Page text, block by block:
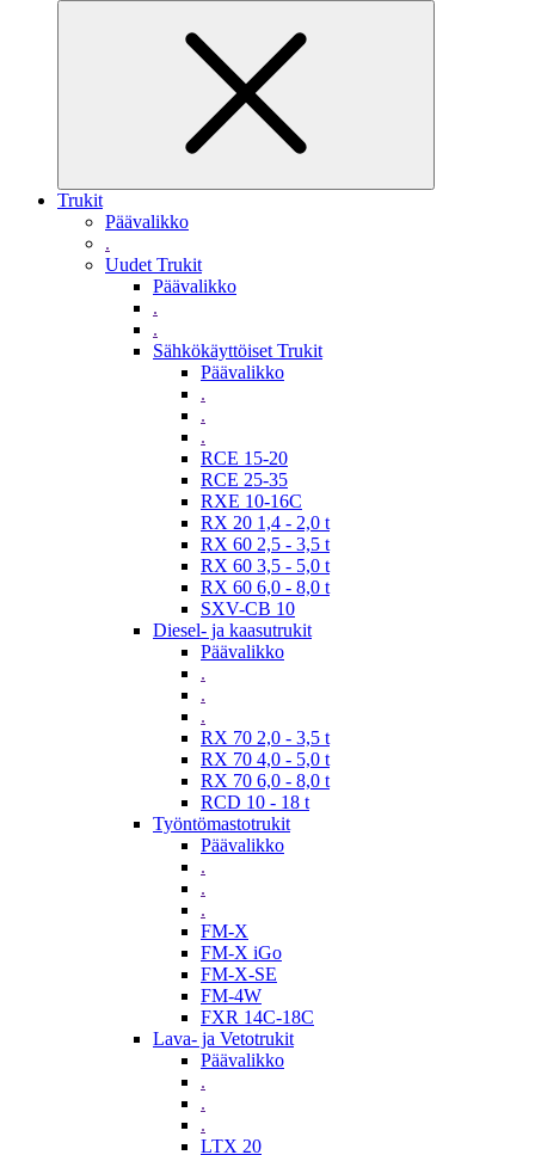
Trukit
Päävalikko
.
Uudet Trukit
Päävalikko
.
.
Sähkökäyttöiset Trukit
Päävalikko
.
.
.
RCE 15-20
RCE 25-35
RXE 10-16C
RX 20 1,4 - 2,0 t
RX 60 2,5 - 3,5 t
RX 60 3,5 - 5,0 t
RX 60 6,0 - 8,0 t
SXV-CB 10
Diesel- ja kaasutrukit
Päävalikko
.
.
.
RX 70 2,0 - 3,5 t
RX 70 4,0 - 5,0 t
RX 70 6,0 - 8,0 t
RCD 10 - 18 t
Työntömastotrukit
Päävalikko
.
.
.
FM-X
FM-X iGo
FM-X-SE
FM-4W
FXR 14C-18C
Lava- ja Vetotrukit
Päävalikko
.
.
.
LTX 20